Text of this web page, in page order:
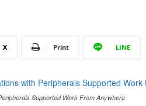
X Print LINE
Supported Work From Anywhere